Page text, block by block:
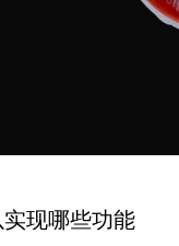
现哪些功能